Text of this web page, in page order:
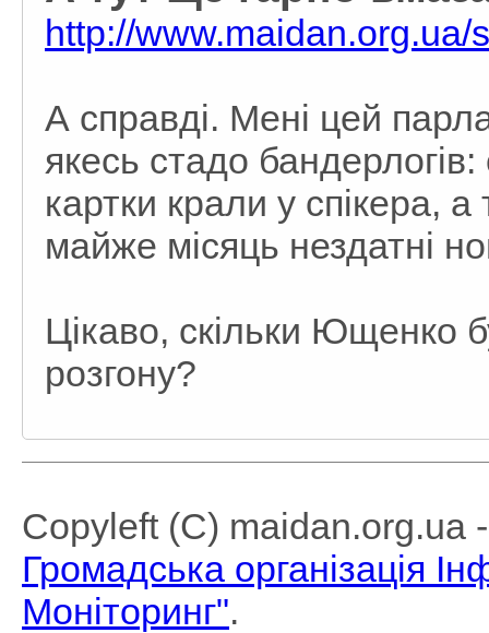
http://
А справді. Мені цей
якесь стадо
картки крали у спікера, а
майже місяць нездатні
Цікаво, скільки Ющенко
розгону?
Copyleft (C) maidan.org.ua
Громадська організація
Моніторинг".